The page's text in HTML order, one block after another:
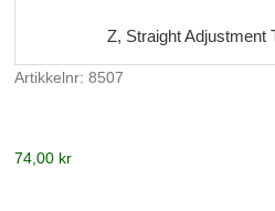
Z, Straight Adjustment
Artikkelnr: 8507
74,00 kr